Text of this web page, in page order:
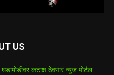
US
कटाक्ष ठेवणारं न्युज पोर्टल